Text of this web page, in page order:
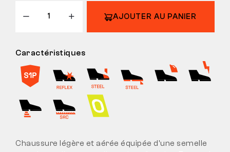
AJOUTER AU PANIER
Caractéristiques
Chaussure légère et aérée équipée d'une semelle